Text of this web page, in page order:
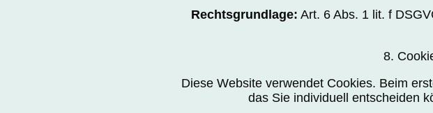
Rechtsgrundlage: Art. 6 Abs. 1 lit. f
8.
Diese Website verwendet Cookies. Beim
das Sie individuell entscheiden